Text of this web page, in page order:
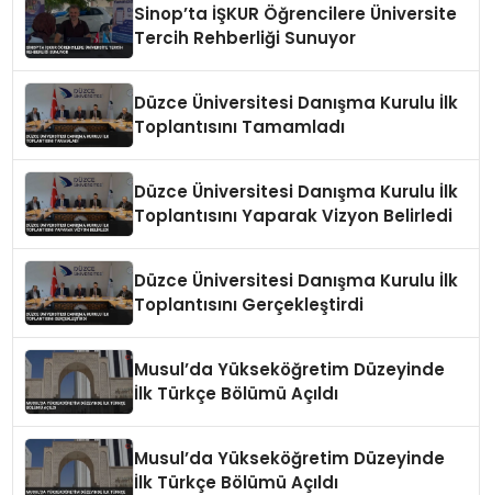
Sinop’ta İŞKUR Öğrencilere Üniversite
Tercih Rehberliği Sunuyor
Düzce Üniversitesi Danışma Kurulu İlk
Toplantısını Tamamladı
Düzce Üniversitesi Danışma Kurulu İlk
Toplantısını Yaparak Vizyon Belirledi
Düzce Üniversitesi Danışma Kurulu İlk
Toplantısını Gerçekleştirdi
Musul’da Yükseköğretim Düzeyinde
İlk Türkçe Bölümü Açıldı
Musul’da Yükseköğretim Düzeyinde
İlk Türkçe Bölümü Açıldı